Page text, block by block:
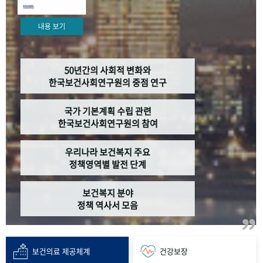
내용 보기
50년간의 사회적 변화와
한국보건사회연구원의 중점 연구
국가 기본계획 수립 관련
한국보건사회연구원의 참여
우리나라 보건복지 주요
정책영역별 발전 단계
보건복지 분야
정책 역사서 모음
보건의료 제공체계 건강보장